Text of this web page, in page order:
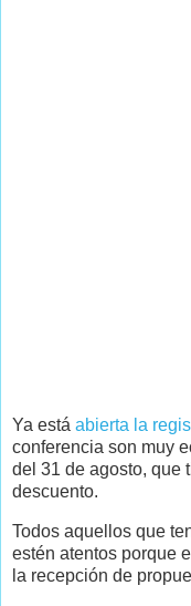
Ya está abierta la
conferencia son muy
del 31 de agosto, que
descuento.
Todos aquellos que
estén atentos porque
la recepción de